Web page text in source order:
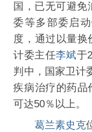
国，已无可避免
委等多部委启
度，通过以量换
计委主任李斌于
判中，国家卫计
疾病治疗的药品
可达50％以上。
葛兰素史克